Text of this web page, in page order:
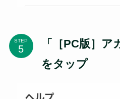
STEP
「［PC版］ア
をタップ